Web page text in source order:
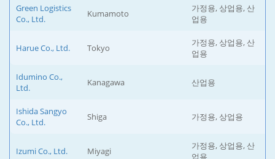
Green Logistics
Co., Ltd.
Kumamoto
가정용, 상업용, 산
업용
Harue Co., Ltd. Tokyo
가정용, 상업용, 산
업용
Idumino Co.,
Ltd.
Kanagawa 산업용
Ishida Sangyo
Co., Ltd.
Shiga 가정용, 상업용
Izumi Co., Ltd. Miyagi
가정용, 상업용, 산
업용